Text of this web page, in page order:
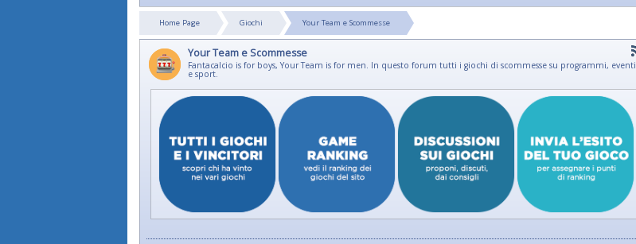
Home Page Giochi Your Team e Scommesse
Your Team e Scommesse
Fantacalcio is for boys, Your Team is for men. In questo forum tutti i giochi di scommesse su programmi, eventi
e sport.